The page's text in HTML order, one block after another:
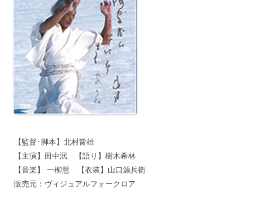
【監督･脚本】北村皆雄
【主演】田中泯 【語り】樹木希林
【音楽】 一柳慧 【衣装】山口源兵衛
販売元：ヴィジュアルフォークロア